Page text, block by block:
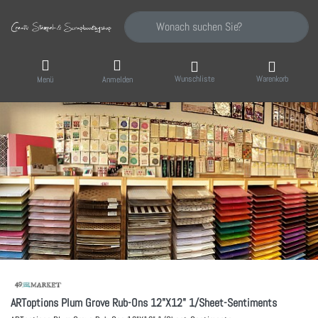
Geben Sie einen Suchbegriff ein. Während
Menü Anmelden Wunschliste Warenkorb
ARToptions Plum Grove Rub-Ons 12"X12" 1/Sheet-Sentiments